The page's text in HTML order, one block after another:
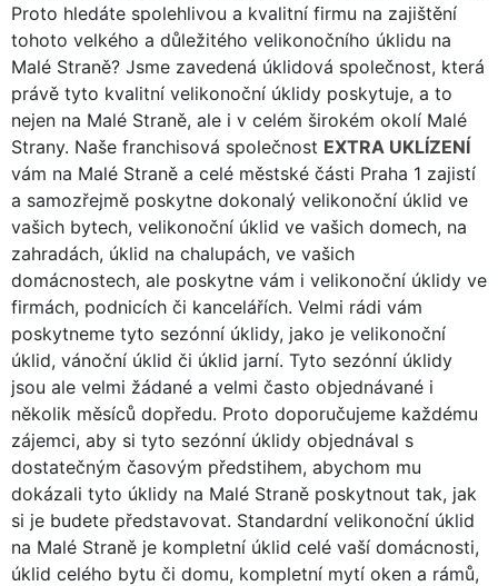
Proto hledáte spolehlivou a kvalitní firmu na zajištění
tohoto velkého a důležitého velikonočního úklidu na
Malé Straně? Jsme zavedená úklidová společnost, která
právě tyto kvalitní velikonoční úklidy poskytuje, a to
nejen na Malé Straně, ale i v celém širokém okolí Malé
Strany. Naše franchisová společnost EXTRA UKLÍZENÍ
vám na Malé Straně a celé městské části Praha 1 zajistí
a samozřejmě poskytne dokonalý velikonoční úklid ve
vašich bytech, velikonoční úklid ve vašich domech, na
zahradách, úklid na chalupách, ve vašich
domácnostech, ale poskytne vám i velikonoční úklidy ve
firmách, podnicích či kancelářích. Velmi rádi vám
poskytneme tyto sezónní úklidy, jako je velikonoční
úklid, vánoční úklid či úklid jarní. Tyto sezónní úklidy
jsou ale velmi žádané a velmi často objednávané i
několik měsíců dopředu. Proto doporučujeme každému
zájemci, aby si tyto sezónní úklidy objednával s
dostatečným časovým předstihem, abychom mu
dokázali tyto úklidy na Malé Straně poskytnout tak, jak
si je budete představovat. Standardní velikonoční úklid
na Malé Straně je kompletní úklid celé vaší domácnosti,
úklid celého bytu či domu, kompletní mytí oken a rámů,